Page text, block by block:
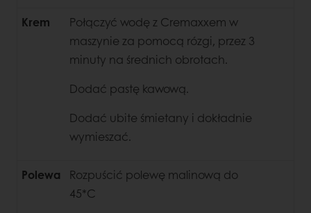
Krem
Połączyć wodę z Cremaxxem w
maszynie za pomocą rózgi, przez 3
minuty na średnich obrotach.
Dodać pastę kawową.
Dodać ubite śmietany i dokładnie
wymieszać.
Polewa
Rozpuścić polewę malinową do
45*C